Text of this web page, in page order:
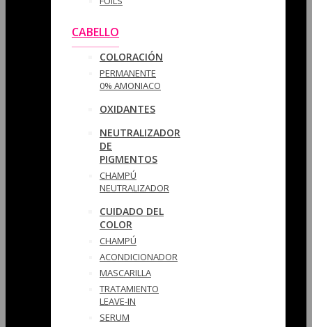
CABELLO
COLORACIÓN
PERMANENTE
0% AMONIACO
OXIDANTES
NEUTRALIZADOR
DE
PIGMENTOS
CHAMPÚ
NEUTRALIZADOR
CUIDADO DEL
COLOR
CHAMPÚ
ACONDICIONADOR
MASCARILLA
TRATAMIENTO
LEAVE-IN
SERUM